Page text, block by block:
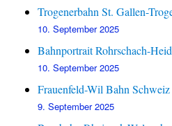
Trogenerbahn St. Gallen-
10. September 2025
Bahnportrait Rohrschach-
10. September 2025
Frauenfeld-Wil Bahn Schweiz
9. September 2025